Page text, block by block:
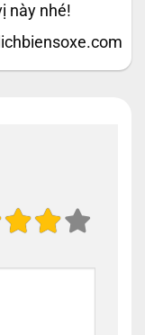
này nhé!